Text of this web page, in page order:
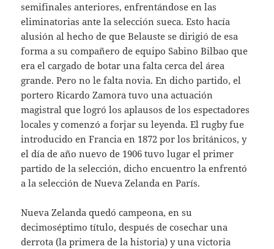
semifinales anteriores, enfrentándose en las
eliminatorias ante la selección sueca. Esto hacía
alusión al hecho de que Belauste se dirigió de esa
forma a su compañero de equipo Sabino Bilbao que
era el cargado de botar una falta cerca del área
grande. Pero no le falta novia. En dicho partido, el
portero Ricardo Zamora tuvo una actuación
magistral que logró los aplausos de los espectadores
locales y comenzó a forjar su leyenda. El rugby fue
introducido en Francia en 1872 por los británicos, y
el día de año nuevo de 1906 tuvo lugar el primer
partido de la selección, dicho encuentro la enfrentó
a la selección de Nueva Zelanda en París.
Nueva Zelanda quedó campeona, en su
decimoséptimo título, después de cosechar una
derrota (la primera de la historia) y una victoria